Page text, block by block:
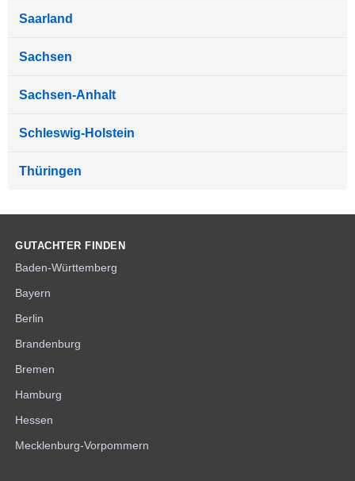
Saarland
Sachsen
Sachsen-Anhalt
Schleswig-Holstein
Thüringen
GUTACHTER FINDEN
Baden-Württemberg
Bayern
Berlin
Brandenburg
Bremen
Hamburg
Hessen
Mecklenburg-Vorpommern